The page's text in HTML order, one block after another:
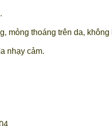
mỏng thoáng trên da,
nhạy cảm.